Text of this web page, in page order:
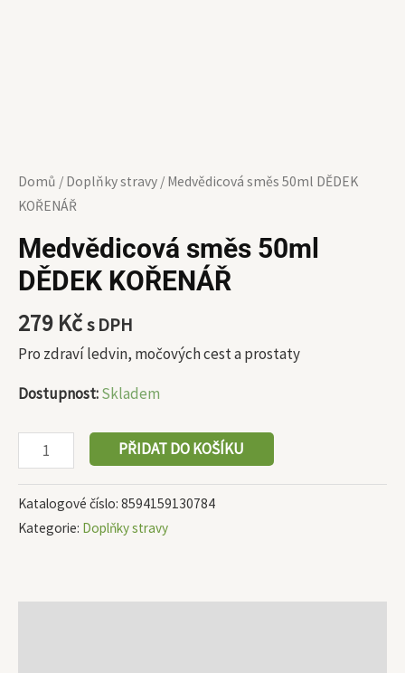
Domů / Doplňky stravy / Medvědicová směs 50ml DĚDEK
KOŘENÁŘ
Medvědicová směs 50ml
DĚDEK KOŘENÁŘ
279 Kčs DPH
Pro zdraví ledvin, močových cest a prostaty
Dostupnost:Skladem
PŘIDAT DO KOŠÍKU
Katalogové číslo: 8594159130784
Kategorie: Doplňky stravy